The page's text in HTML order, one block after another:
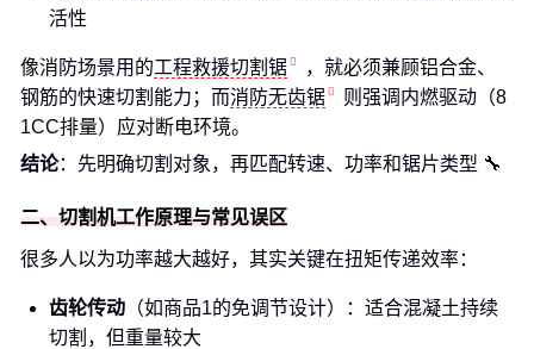
活性
像消防场景用的工程救援切割锯
，就必须兼顾铝合金、
钢筋的快速切割能力；而消防无齿锯
则强调内燃驱动（8
1CC排量）应对断电环境。
结论：先明确切割对象，再匹配转速、功率和锯片类型 🔧
二、切割机工作原理与常见误区
很多人以为功率越大越好，其实关键在扭矩传递效率：
齿轮传动 （如商品1的免调节设计）：适合混凝土持续
切割，但重量较大